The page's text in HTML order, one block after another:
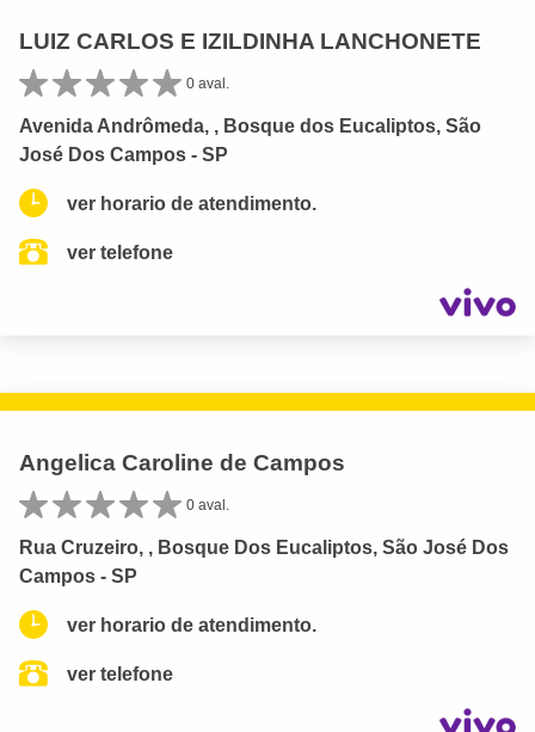
LUIZ CARLOS E IZILDINHA LANCHONETE
0 aval.
Avenida Andrômeda, , Bosque dos Eucaliptos, São
José Dos Campos - SP
ver horario de atendimento.
ver telefone
Angelica Caroline de Campos
0 aval.
Rua Cruzeiro, , Bosque Dos Eucaliptos, São José Dos
Campos - SP
ver horario de atendimento.
ver telefone